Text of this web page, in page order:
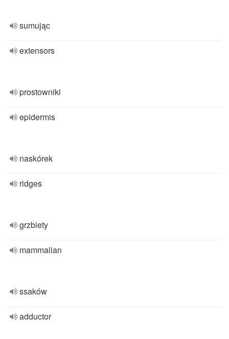
sumując
extensors
prostowniki
epidermis
naskórek
ridges
grzbiety
mammalian
ssaków
adductor